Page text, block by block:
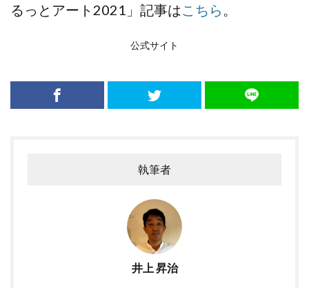
るっとアート2021」記事は こちら
公式サイト
執筆者
井上 昇治